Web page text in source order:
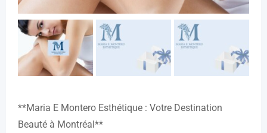
**Maria E Montero Esthétique : Votre Destination
Beauté à Montréal**